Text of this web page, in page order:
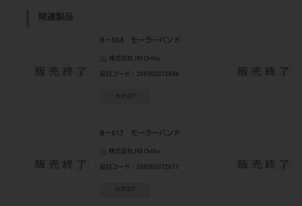
関連製品
B－594 モーラーバンド
株式会社JM Ortho
品目コード ：206350372594
カタログ
B－617 モーラーバンド
株式会社JM Ortho
品目コード ：206350372617
カタログ